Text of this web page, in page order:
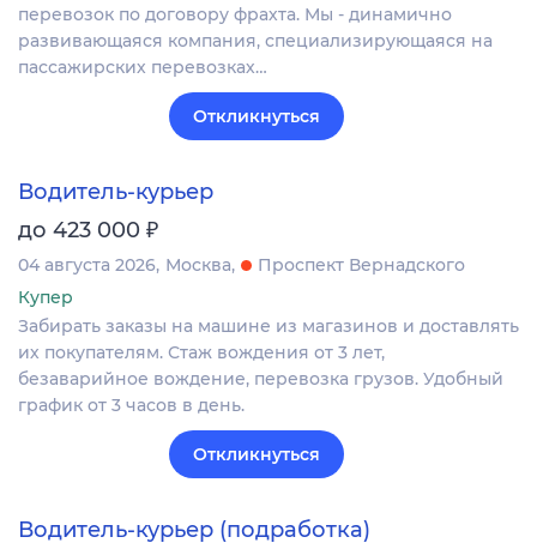
перевозок по договору фрахта. Мы - динамично
развивающаяся компания, специализирующаяся на
пассажирских перевозках…
Откликнуться
Водитель-курьер
до 423 000 ₽
04 августа 2026 Москва
Проспект Вернадского
Купер
Забирать заказы на машине из магазинов и доставлять
их покупателям. Стаж вождения от 3 лет,
безаварийное вождение, перевозка грузов. Удобный
график от 3 часов в день.
Откликнуться
Водитель-курьер (подработка)